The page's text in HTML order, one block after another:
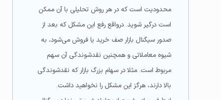
محدودیت است که در هر روش تحلیلی با آن ممکن
است درگیر شوید. درواقع رفع این مشکل که بعد از
صدور سیگنال بازار صف خرید یا فروش می‌شود، به
شیوه معاملاتی و همچنین نقدشوندگی آن سهم
مربوط است. مثلا در سهام بزرگ بازار که نقدشوندگی
بالا دارند، هرگز این مشکل را نخواهید داشت.